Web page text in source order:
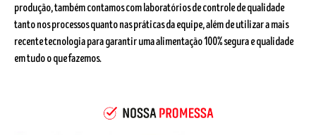
produção, também contamos com laboratórios de controle de qualidade
tanto nos processos quanto nas práticas da equipe, além de utilizar a mais
recente tecnologia para garantir uma alimentação 100% segura e qualidade
em tudo o que fazemos.​